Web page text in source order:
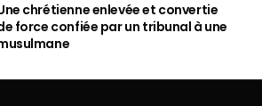
chrétienne enlevée et convertie
force confiée par un tribunal à une